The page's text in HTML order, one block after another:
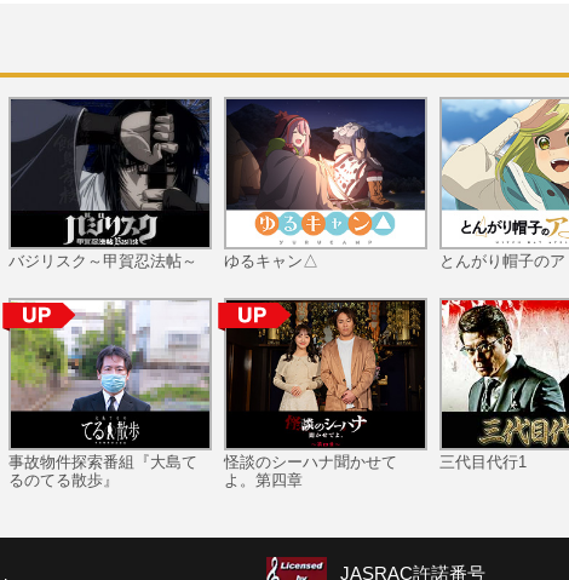
バジリスク～甲賀忍法帖～
事故物件探索番組『大島て
るのてる散歩』
ゆるキャン△
怪談のシーハナ聞かせて
よ。第四章
とんがり帽子のア
三代目代行1
JASRAC許諾番号